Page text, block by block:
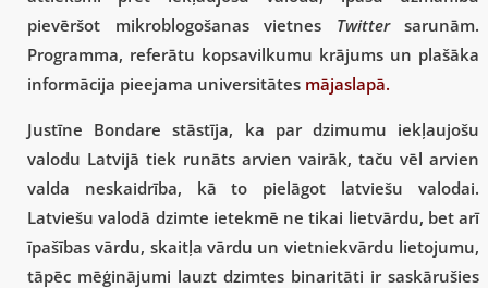
pievēršot mikroblogošanas vietnes Twitter sarunām.
Programma, referātu kopsavilkumu krājums un plašāka
informācija pieejama universitātes mājaslapā.
Justīne Bondare stāstīja, ka par dzimumu iekļaujošu
valodu Latvijā tiek runāts arvien vairāk, taču vēl arvien
valda neskaidrība, kā to pielāgot latviešu valodai.
Latviešu valodā dzimte ietekmē ne tikai lietvārdu, bet arī
īpašības vārdu, skaitļa vārdu un vietniekvārdu lietojumu,
tāpēc mēģinājumi lauzt dzimtes binaritāti ir saskārušies